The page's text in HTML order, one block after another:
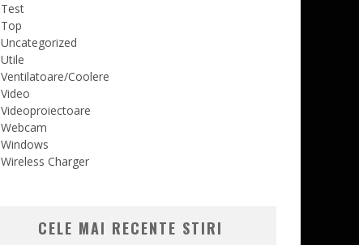
Test
Top
Uncategorized
Utile
Ventilatoare/Coolere
Video
Videoproiectoare
Webcam
Windows
Wireless Charger
CELE MAI RECENTE STIRI